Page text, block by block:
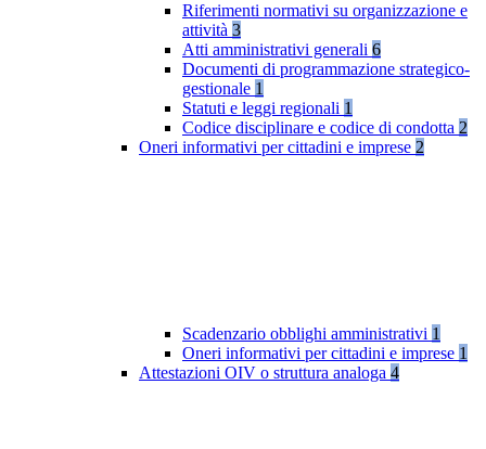
Riferimenti normativi su organizzazione e
attività 3
Atti amministrativi generali 6
Documenti di programmazione strategico-
gestionale 1
Statuti e leggi regionali 1
Codice disciplinare e codice di condotta 2
Oneri informativi per cittadini e imprese 2
Scadenzario obblighi amministrativi 1
Oneri informativi per cittadini e imprese 1
Attestazioni OIV o struttura analoga 4